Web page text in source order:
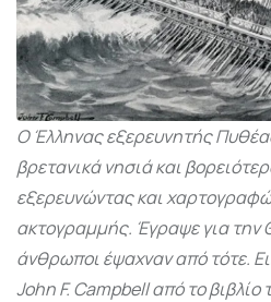
Ο Έλληνας εξερευνητής
βρετανικά νησιά και
εξερευνώντας και
ακτογραμμής. Έγραψε για την
άνθρωποι έψαχναν από τότε.
John F. Campbell από το